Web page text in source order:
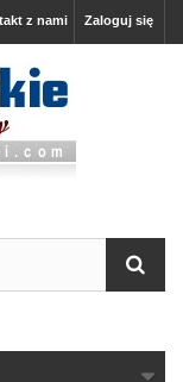
Zaloguj się
z nami